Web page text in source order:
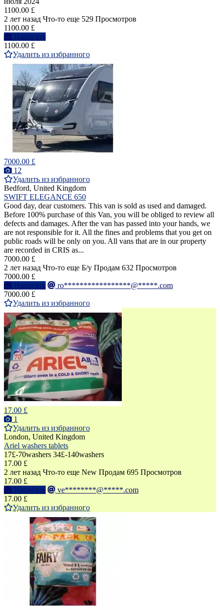
1100.00 £
2 лет назад Что-то еще 529 Просмотров
1100.00 £
Написать
1100.00 £
Удалить из избранного
7000.00 £
12
Удалить из избранного
Bedford, United Kingdom
SWIFT ELEGANCE 650
Good day, dear customers. This van is sold as used and damaged.
Before 100% purchase of this Van, you will be obliged to review all
defects and damages. After the van has passed into your hands, we
are not responsible for it. All the fines and problems that you get on
public roads will be only on you. All vans that are in our property
are recorded in CRIS as...
7000.00 £
2 лет назад Что-то еще Б/у Продам 632 Просмотров
7000.00 £
Написать
ro*****************@*****.com
7000.00 £
Удалить из избранного
17.00 £
1
Удалить из избранного
London, United Kingdom
Ariel washers tablets
17£-70washers 34£-140washers
17.00 £
2 лет назад Что-то еще New Продам 695 Просмотров
17.00 £
Написать
ve********@*****.com
17.00 £
Удалить из избранного